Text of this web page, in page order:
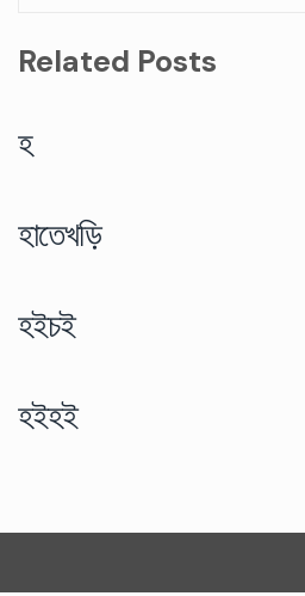
Related Posts
হ
হাতেখড়ি
হইচই
হইহই